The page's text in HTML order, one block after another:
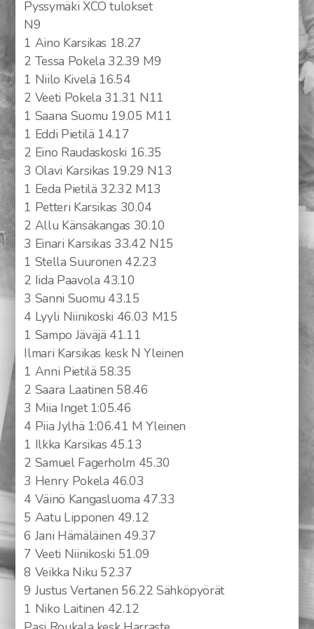
Pyssymäki XCO tulokset
N9
1 Aino Karsikas 18.27
2 Tessa Pokela 32.39 M9
1 Niilo Kivelä 16.54
2 Veeti Pokela 31.31 N11
1 Saana Suomu 19.05 M11
1 Eddi Pietilä 14.17
2 Eino Raudaskoski 16.35
3 Olavi Karsikas 19.29 N13
1 Eeda Pietilä 32.32 M13
1 Petteri Karsikas 30.04
2 Allu Känsäkangas 30.10
3 Einari Karsikas 33.42 N15
1 Stella Suuronen 42.23
2 Iida Paavola 43.10
3 Sanni Suomu 43.15
4 Lyyli Niinikoski 46.03 M15
1 Sampo Jäväjä 41.11
Ilmari Karsikas kesk N Yleinen
1 Anni Pietilä 58.35
2 Saara Laatinen 58.46
3 Miia Inget 1:05.46
4 Piia Jylhä 1:06.41 M Yleinen
1 Ilkka Karsikas 45.13
2 Samuel Fagerholm 45.30
3 Henry Pokela 46.03
4 Väinö Kangasluoma 47.33
5 Aatu Lipponen 49.12
6 Jani Hämäläinen 49.37
7 Veeti Niinikoski 51.09
8 Veikka Niku 52.37
9 Justus Vertanen 56.22 Sähköpyörät
1 Niko Laitinen 42.12
Tempo tulokset
Henkilöt
XCM SM Tulospalvelu
Reittikartat
Tekninen Opas
Kilpailuun ilmoitautuminen